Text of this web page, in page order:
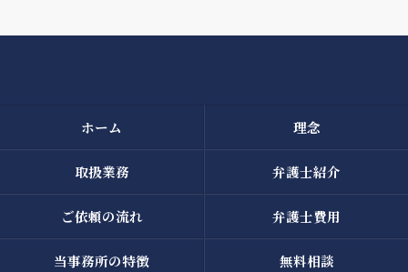
ホーム 理念
取扱業務 弁護士紹介
ご依頼の流れ 弁護士費用
当事務所の特徴 無料相談